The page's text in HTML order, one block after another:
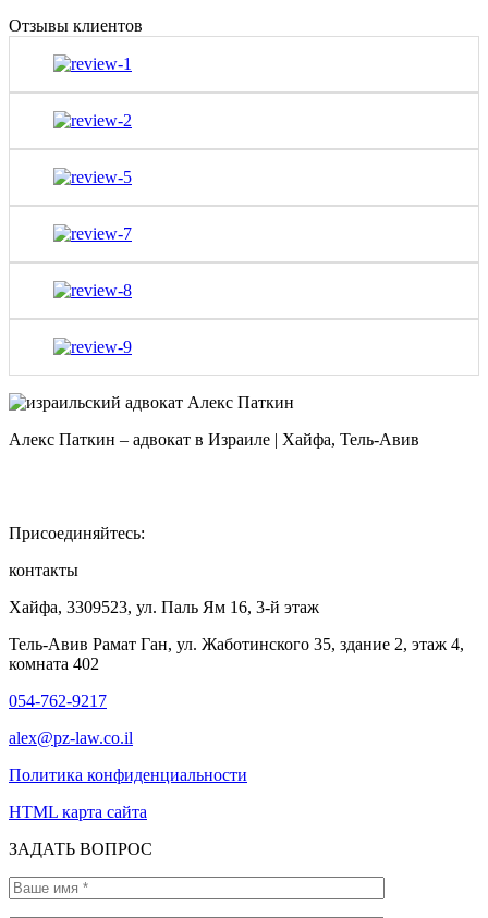
Отзывы клиентов
Алекс Паткин – адвокат в Израиле | Хайфа, Тель-Авив
Присоединяйтесь:
контакты
Хайфа, 3309523, ул. Паль Ям 16, 3-й этаж
Тель-Авив Рамат Ган, ул. Жаботинского 35, здание 2, этаж 4,
комната 402
054-762-9217
alex@pz-law.co.il
Политика конфиденциальности
HTML карта сайта
ЗАДАТЬ ВОПРОС